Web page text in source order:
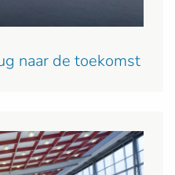
naar de toekomst